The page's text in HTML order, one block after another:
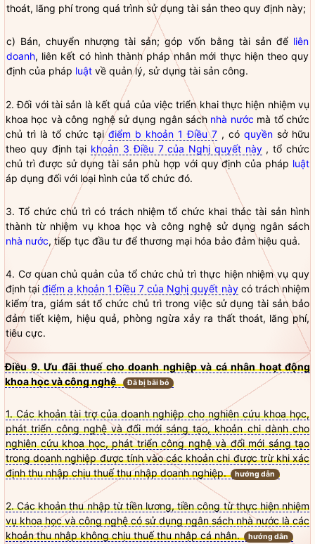
thoát, lãng phí trong quá trình sử dụng tài sản theo quy định này;
c) Bán, chuyển nhượng tài sản; góp vốn bằng tài sản để liên
doanh, liên kết có hình thành pháp nhân mới thực hiện theo quy
định của pháp luật về quản lý, sử dụng tài sản công.
2. Đối với tài sản là kết quả của việc triển khai thực hiện nhiệm vụ
khoa học và công nghệ sử dụng ngân sách nhà nước mà tổ chức
chủ trì là tổ chức tạiđiểm b khoản 1 Điều 7 , có quyền sở hữu
theo quy định tại khoản 3 Điều 7 của Nghị quyết này, tổ chức
chủ trì được sử dụng tài sản phù hợp với quy định của pháp luật
áp dụng đối với loại hình của tổ chức đó.
3. Tổ chức chủ trì có trách nhiệm tổ chức khai thác tài sản hình
thành từ nhiệm vụ khoa học và công nghệ sử dụng ngân sách
nhà nước, tiếp tục đầu tư để thương mại hóa bảo đảm hiệu quả.
4. Cơ quan chủ quản của tổ chức chủ trì thực hiện nhiệm vụ quy
định tạiđiểm a khoản 1 Điều 7 của Nghị quyết nàycó trách nhiệm
kiểm tra, giám sát tổ chức chủ trì trong việc sử dụng tài sản bảo
đảm tiết kiệm, hiệu quả, phòng ngừa xảy ra thất thoát, lãng phí,
tiêu cực.
Điều 9. Ưu đãi thuế cho doanh nghiệp và cá nhân hoạt động
khoa học và công nghệ
Đã bị bãi bỏ
1. Các khoản tài trợ của doanh nghiệp cho nghiên cứu khoa học,
phát triển công nghệ và đổi mới sáng tạo, khoản chi dành cho
nghiên cứu khoa học, phát triển công nghệ và đổi mới sáng tạo
trong doanh nghiệp được tính vào các khoản chi được trừ khi xác
định thu nhập chịu thuế thu nhập doanh nghiệp.
hướng dẫn
2. Các khoản thu nhập từ tiền lương, tiền công từ thực hiện nhiệm
vụ khoa học và công nghệ có sử dụng ngân sách nhà nước là các
khoản thu nhập không chịu thuế thu nhập cá nhân.
hướng dẫn